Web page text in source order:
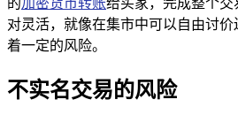
对灵活，就像在集市中可以自由讨
着一定的风险。
不实名交易的风险